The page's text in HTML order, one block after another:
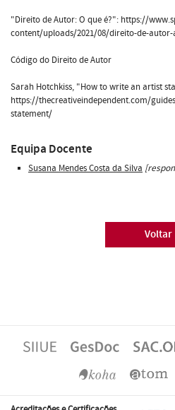
"Direito de Autor: O que é?": https://
content/uploads/2021/08/direito-de-autor-
Código do Direito de Autor
Sarah Hotchkiss, "How to write an artist
https://thecreativeindependent.com/
statement/
Equipa Docente
Susana Mendes Costa da Silva
Voltar